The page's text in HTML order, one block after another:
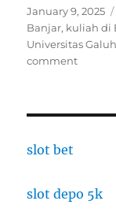
Posted
on
January 9, 2025
Banjar, kuliah di
Universitas
commenton
slot bet
slot depo 5k